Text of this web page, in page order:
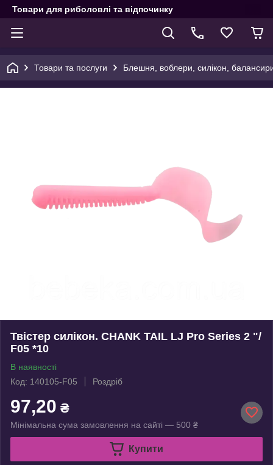
Товари для риболовлі та відпочинку
Товари та послуги Блешня, воблери, силікон,
Твістер силікон. CHANK TAIL LJ Pro Series 2 "/
F05 *10
В наявності
Код: 140105-F05
Роздріб
97,20 ₴
Мінімальна сума замовлення на сайті — 500 ₴
Купити